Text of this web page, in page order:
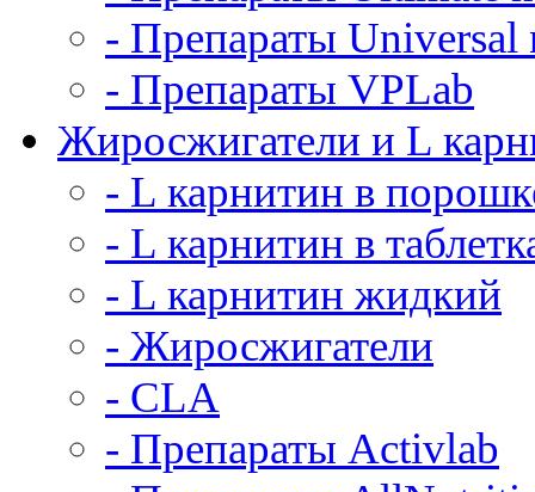
- Препараты
- Препараты VPLab
Жиросжигатели и L
- L карнитин в
- L карнитин в
- L карнитин жидкий
- Жиросжигатели
- CLA
- Препараты Activlab